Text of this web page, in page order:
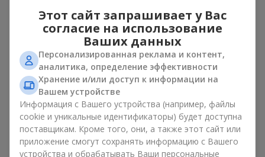
Благодаря своей структуре орхидея позволяет создавать
композиции в классическом, минималистичном или
современном стиле. Букет из орхидей эффектно смотрится
как в камерных, так и в масштабных работах, а её
роскошные соцветия легко становятся центральным
элементом композиции. В зависимости от оформления и
сорта растений различается и цена на орхидеи. Учитывайте
это, прежде чем заказать букет из орхидей.
Кому дарят орхидеи?
Букет из орхидей универсален и может подойти любому. Их
Этот сайт запрашивает у Вас
согласие на использование
Ваших данных
Персонализированная реклама и контент,
аналитика, определение эффективности
Хранение и/или доступ к информации на
Вашем устройстве
Информация с Вашего устройства (например, файлы
cookie и уникальные идентификаторы) будет доступна
поставщикам. Кроме того, они, а также этот сайт или
приложение смогут сохранять информацию с Вашего
устройства и обрабатывать Ваши персональные